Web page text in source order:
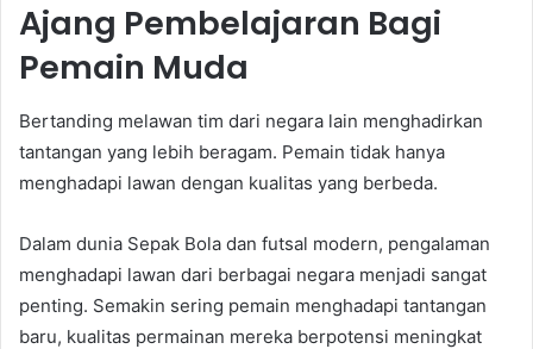
Ajang Pembelajaran Bagi
Pemain Muda
Bertanding melawan tim dari negara lain menghadirkan
tantangan yang lebih beragam. Pemain tidak hanya
menghadapi lawan dengan kualitas yang berbeda.
Dalam dunia Sepak Bola dan futsal modern, pengalaman
menghadapi lawan dari berbagai negara menjadi sangat
penting. Semakin sering pemain menghadapi tantangan
baru, kualitas permainan mereka berpotensi meningkat